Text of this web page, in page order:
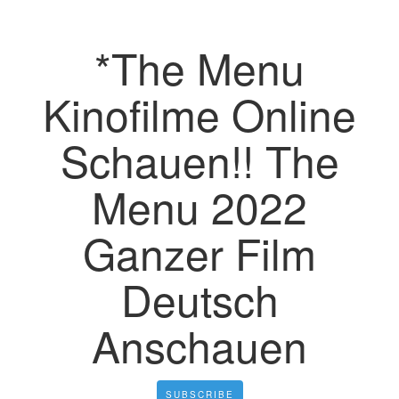
*The Menu
Kinofilme Online
Schauen!! The
Menu 2022
Ganzer Film
Deutsch
Anschauen
SUBSCRIBE